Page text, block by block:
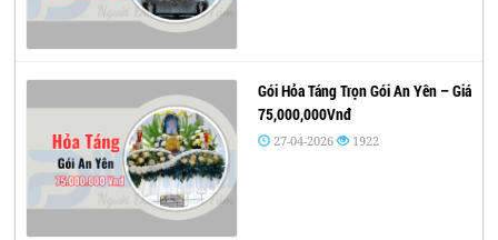
Gói Hỏa Táng Trọn Gói An Yên – Giá
75,000,000Vnđ
27-04-2026 1922